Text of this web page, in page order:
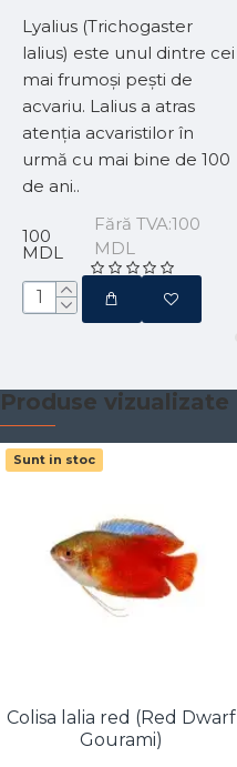
Lyalius (Trichogaster
lalius) este unul dintre cei
mai frumoși pești de
acvariu. Lalius a atras
atenția acvaristilor în
urmă cu mai bine de 100
de ani..
100
MDL
Fără TVA:100
MDL
Produse vizualizate
Sunt in stoc
Colisa lalia red (Red Dwarf
Gourami)